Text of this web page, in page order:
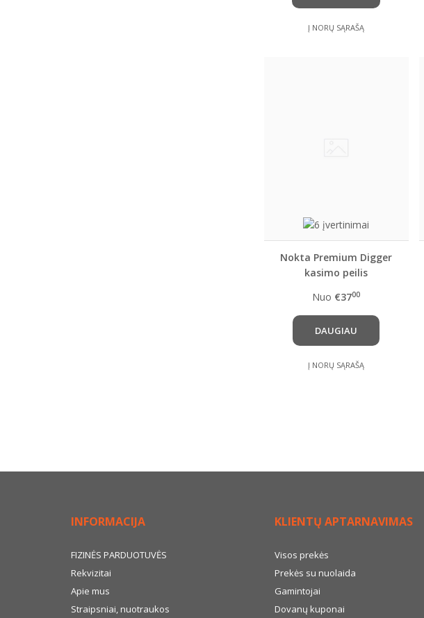
Į NORŲ SĄRAŠĄ
Nokta Premium Digger
kasimo peilis
Nuo €3700
DAUGIAU
Į NORŲ SĄRAŠĄ
INFORMACIJA
FIZINĖS PARDUOTUVĖS
Rekvizitai
Apie mus
Straipsniai, nuotraukos
KLIENTŲ APTARNAVIMAS
Visos prekės
Prekės su nuolaida
Gamintojai
Dovanų kuponai